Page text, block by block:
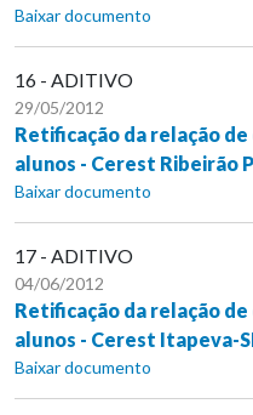
Baixar documento
16 - ADITIVO
29/05/2012
Retificação da relação
alunos - Cerest Ribeirão
Baixar documento
17 - ADITIVO
04/06/2012
Retificação da relação
alunos - Cerest Itapeva-
Baixar documento